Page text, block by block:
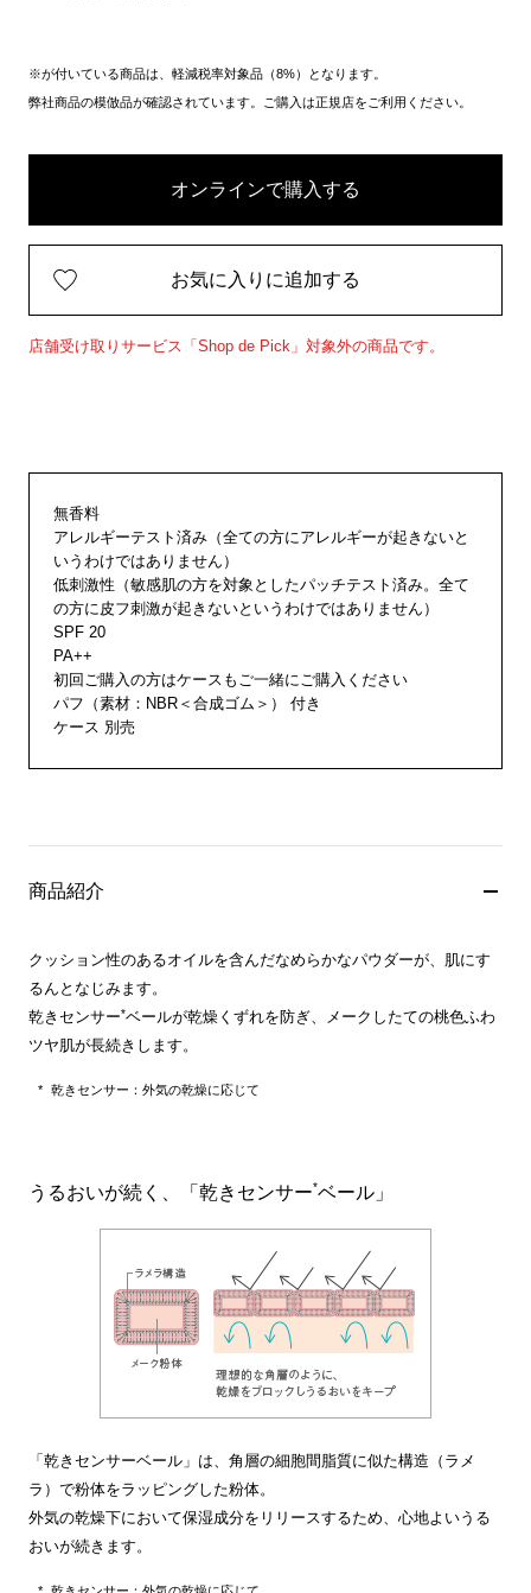
※が付いている商品は、軽減税率対象品（8%）となります。
弊社商品の模倣品が確認されています。ご購入は正規店をご利用ください。
オンラインで購入する
お気に入りに追加する
店舗受け取りサービス「Shop de Pick」対象外の商品です。
無香料
アレルギーテスト済み（全ての方にアレルギーが起きないと
いうわけではありません）
低刺激性（敏感肌の方を対象としたパッチテスト済み。全て
の方に皮フ刺激が起きないというわけではありません）
SPF 20
PA++
初回ご購入の方はケースもご一緒にご購入ください
パフ（素材：NBR＜合成ゴム＞） 付き
ケース 別売
商品紹介
クッション性のあるオイルを含んだなめらかなパウダーが、肌にす
るんとなじみます。
乾きセンサー*ベールが乾燥くずれを防ぎ、メークしたての桃色ふわ
ツヤ肌が長続きします。
乾きセンサー：外気の乾燥に応じて
うるおいが続く、「乾きセンサー*ベール」
「乾きセンサーベール」は、角層の細胞間脂質に似た構造（ラメ
ラ）で粉体をラッピングした粉体。
外気の乾燥下において保湿成分をリリースするため、心地よいうる
おいが続きます。